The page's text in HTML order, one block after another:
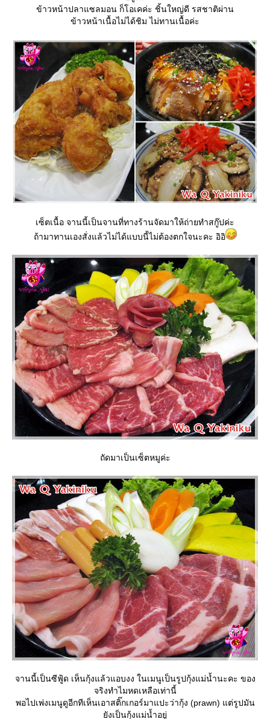
ข้าวหน้าปลาแซลมอน ก็โอเคค่ะ ชิ้นใหญ่ดี รสชาติผ่าน
ข้าวหน้าเนื้อไม่ได้ชิม ไม่ทานเนื้อค่ะ
เซ็ตเนื้อ จานนี้เป็นจานที่ทางร้านจัดมาให้ถ่ายทำสกู๊ปค่ะ
ถ้ามาทานเองสั่งแล้วไม่ได้แบบนี้ไม่ต้องตกใจนะคะ อิอิ
ถัดมาเป็นเซ็ตหมูค่ะ
จานนี้เป็นซีฟู้ด เห็นกุ้งแล้วแอบงง ในเมนูเป็นรูปกุ้งแม่น้ำนะคะ ของ
จริงทำไมหดเหลือเท่านี้
พอไปเพ่งเมนูดูอีกทีเห็นเอาสติ๊กเกอร์มาแปะว่ากุ้ง (prawn) แต่รูปมัน
ังเป็นกุ้งแม่น้ำอยู่